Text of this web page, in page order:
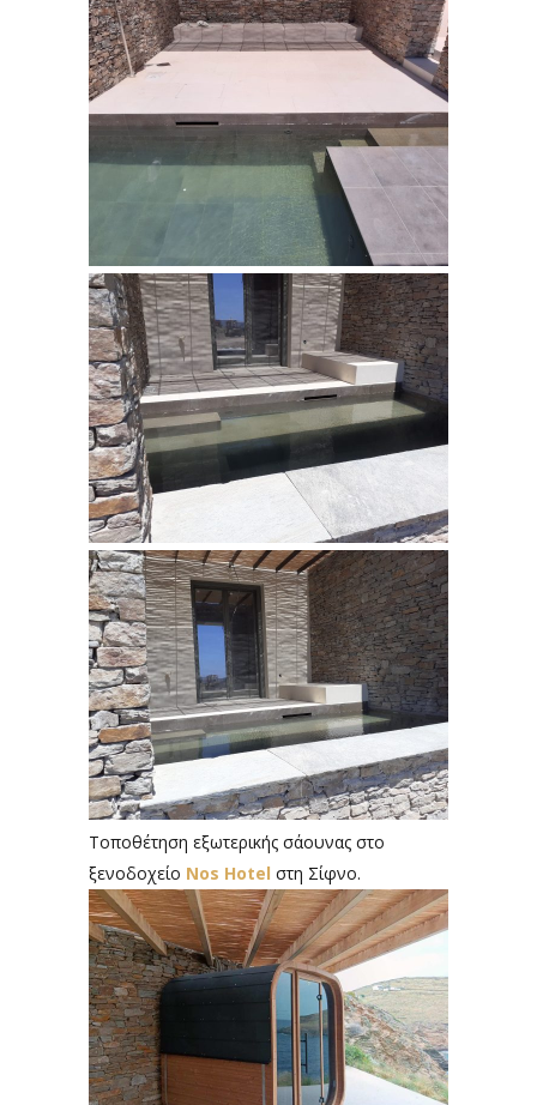
Τοποθέτηση εξωτερικής σάουνας στο
ξενοδοχείο Nos Hotel στη Σίφνο.